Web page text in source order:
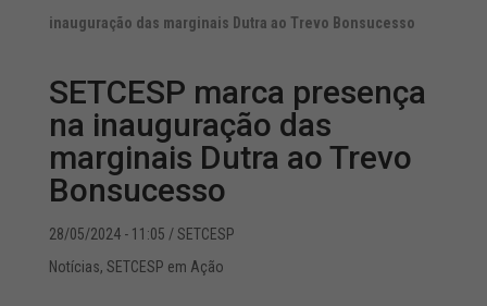
inauguração das marginais Dutra ao Trevo Bonsucesso
SETCESP marca presença
na inauguração das
marginais Dutra ao Trevo
Bonsucesso
28/05/2024 - 11:05 / SETCESP
Notícias, SETCESP em Ação